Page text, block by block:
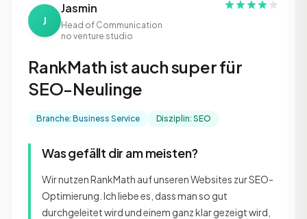
J
Jasmin
Head of Communication
no venture studio
RankMath ist auch super für
SEO-Neulinge
Branche: Business Service Disziplin: SEO
Was gefällt dir am meisten?
Wir nutzen RankMath auf unseren Websites zur SEO-
Optimierung. Ich liebe es, dass man so gut
durchgeleitet wird und einem ganz klar gezeigt wird,